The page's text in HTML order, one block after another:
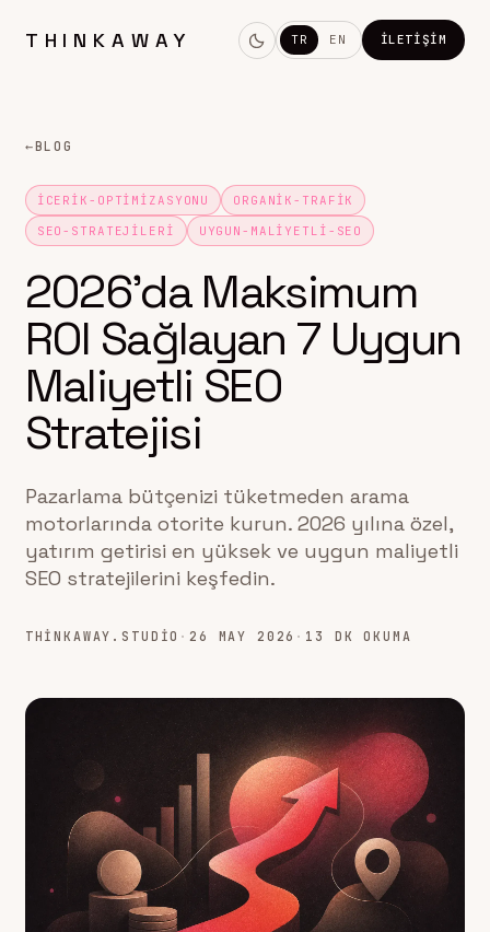
THINKAWAY TR EN İLETIŞIM
←BLOG
ICERIK-OPTIMIZASYONU
ORGANIK-TRAFIK
SEO-STRATEJILERI
UYGUN-MALIYETLI-SEO
2026’da Maksimum
ROI Sağlayan 7 Uygun
Maliyetli SEO
Stratejisi
Pazarlama bütçenizi tüketmeden arama
motorlarında otorite kurun. 2026 yılına özel,
yatırım getirisi en yüksek ve uygun maliyetli
SEO stratejilerini keşfedin.
THINKAWAY.STUDIO ·26 MAY 2026 · 13 DK OKUMA